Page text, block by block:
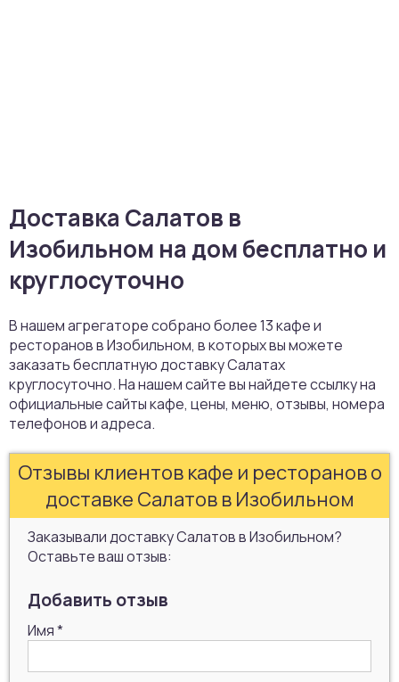
Доставка Салатов в
Изобильном на дом бесплатно и
круглосуточно
В нашем агрегаторе собрано более 13 кафе и
ресторанов в Изобильном, в которых вы можете
заказать бесплатную доставку Салатах
круглосуточно. На нашем сайте вы найдете ссылку на
официальные сайты кафе, цены, меню, отзывы, номера
телефонов и адреса.
Отзывы клиентов кафе и ресторанов о
доставке Салатов в Изобильном
Заказывали доставку Салатов в Изобильном?
Оставьте ваш отзыв:
Добавить отзыв
Имя*